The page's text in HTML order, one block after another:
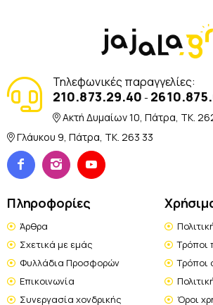
Τηλεφωνικές παραγγελίες:
210.873.29.40 -
Ακτή Δυμαίων 10, Πάτρα, TK.
Γλάυκου 9, Πάτρα, TK. 263 33
Πληροφορίες
Άρθρα
Σχετικά με εμάς
Φυλλάδια Προσφορών
Επικοινωνία
Συνεργασία χονδρικής
Τρόποι
Τρόποι
Όροι